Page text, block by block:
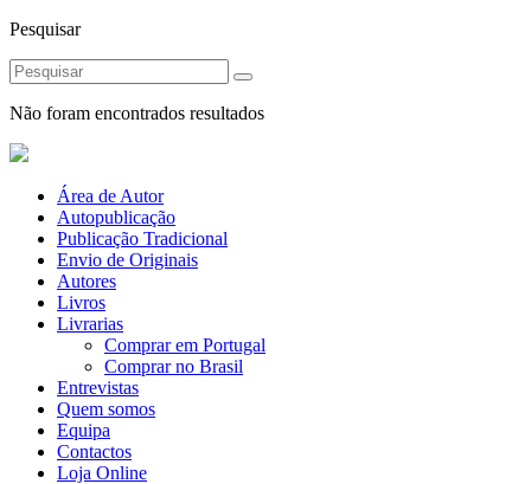
Pesquisar
Não foram encontrados resultados
Área de Autor
Autopublicação
Publicação Tradicional
Envio de Originais
Autores
Livros
Livrarias
Comprar em Portugal
Comprar no Brasil
Entrevistas
Quem somos
Equipa
Contactos
Loja Online